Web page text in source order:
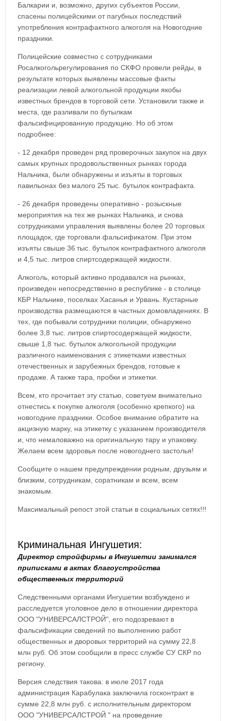
Балкарии и, возможно, других субъектов России,
спасены полицейскими от пагубных последствий
употребления контрафактного алкоголя на Новогодние
праздники.
Полицейские совместно с сотрудниками
Росалкогольрегулирования по СКФО провели рейды, в
результате которых выявлены массовые факты
реализации левой алкогольной продукции якобы
известных брендов в торговой сети. Установили также и
места, где разливали по бутылкам
фальсифицированную продукцию. Но об этом
подробнее:
- 12 декабря проведен ряд проверочных закупок на двух
самых крупных продовольственных рынках города
Нальчика, были обнаружены и изъяты в торговых
павильонах без малого 25 тыс. бутылок контрафакта.
- 26 декабря проведены оперативно - розыскные
мероприятия на тех же рынках Нальчика, и снова
сотрудниками управления выявлены более 20 торговых
площадок, где торговали фальсификатом. При этом
изъяты свыше 36 тыс. бутылок контрафактного алкоголя
и 4,5 тыс. литров спиртсодержащей жидкости.
Алкоголь, который активно продавался на рынках,
произведен непосредственно в республике - в столице
КБР Нальчике, поселках Хасанья и Урвань. Кустарные
производства размещаются в частных домовладениях. В
тех, где побывали сотрудники полиции, обнаружено
более 3,8 тыс. литров спиртосодержащей жидкости,
свыше 1,8 тыс. бутылок алкогольной продукции
различного наименования с этикетками известных
отечественных и зарубежных брендов, готовые к
продаже. А также тара, пробки и этикетки.
Всем, кто прочитает эту статью, советуем внимательно
отнестись к покупке алкоголя (особенно крепкого) на
новогодние праздники. Особое внимание обратите на
акцизную марку, на этикетку с указанием производителя
и, что немаловажно на оригинальную тару и упаковку.
Желаем всем здоровья после новогоднего застолья!
Сообщите о нашем предупреждении родным, друзьям и
близким, сотрудникам, соратникам и всем, всем
знакомым.
Максимальный репост этой статьи в социальных сетях!!!
Криминальная Ингушетия:
Директор стройфирмы в Ингушетии занимался
приписками в актах благоустройства
общественных территорий
Следственными органами Ингушетии возбуждено и
расследуется уголовное дело в отношении директора
ООО "УНИВЕРСАЛСТРОЙ", его подозревают в
фальсификации сведений по выполнению работ
общественных и дворовых территорий на сумму 22,8
млн руб. Об этом сообщили в пресс службе СУ СКР по
региону.
Версия следствия такова: в июле 2017 года
администрация Карабулака заключила госконтракт в
сумме 22,8 млн руб. с исполнительным директором
ООО "УНИВЕРСАЛСТРОЙ " на проведение